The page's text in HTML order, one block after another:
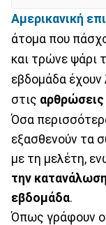
Αμερικανική
άτομα που
και τρώνε ψάρι
εβδομάδα έχουν
στις αρθρώσεις
Όσα
εξασθενούν τα
με τη μελέτη,
την
εβδομάδα.
Όπως γράφουν